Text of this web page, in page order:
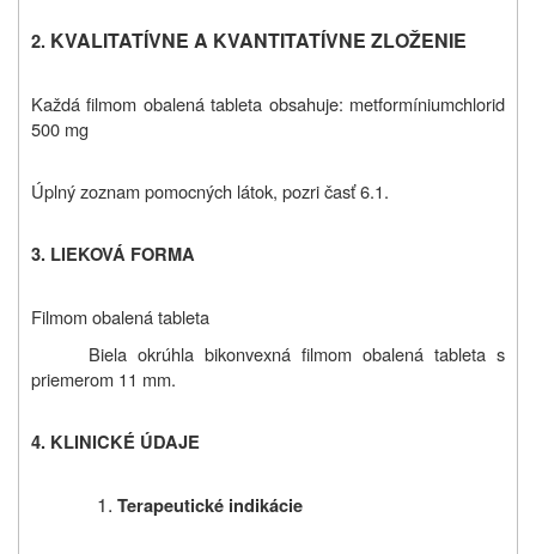
2. KVALITATÍVNE A KVANTITATÍVNE ZLOŽENIE
Každá filmom obalená tableta obsahuje: metformíniumchlorid
500 mg
Úplný zoznam pomocných látok, pozri časť 6.1.
3. LIEKOVÁ FORMA
Filmom obalená tableta
Biela okrúhla bikonvexná filmom obalená tableta s
priemerom 11 mm.
4. KLINICKÉ ÚDAJE
Terapeutické indikácie